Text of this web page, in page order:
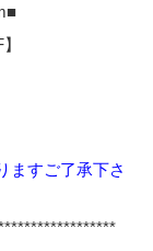
ますご了承下さ